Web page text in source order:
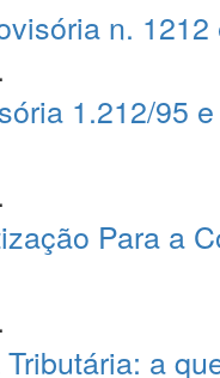
n.
1.212/95
Para a
a